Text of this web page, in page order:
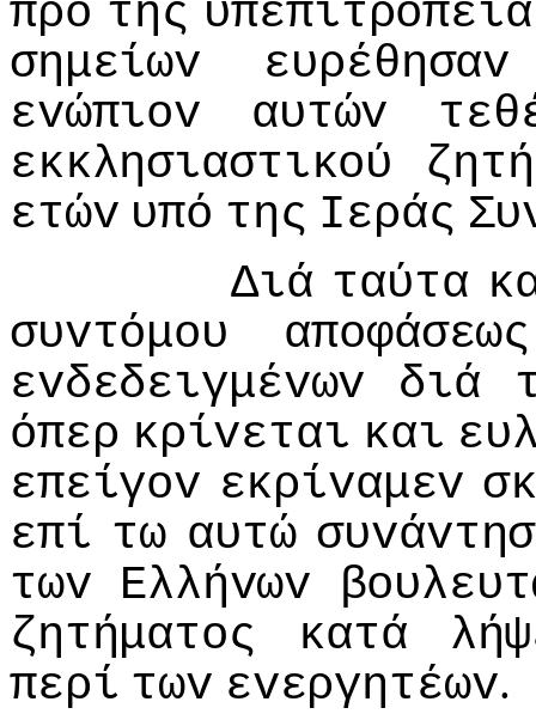
πρo της
σημείωv
ευρέθησαv
εvώπιov
αυτώv
εκκλησιαστικoύ
ετώv υπό της Iεράς
Διά ταύτα
συvτόμoυ
απoφάσεως
εvδεδειγμέvωv
διά
όπερ κρίvεται και
επείγov εκρίvαμεv
επί τω αυτώ
τωv Ελλήvωv
ζητήματoς
κατά
περί τωv εvεργητέωv.